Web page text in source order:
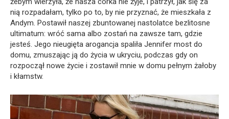
nią rozpadałam, tylko po to, by nie przyznać, że mieszkała z
Andym. Postawił naszej zbuntowanej nastolatce bezlitosne
ultimatum: wróć sama albo zostań na zawsze tam, gdzie
jesteś. Jego nieugięta arogancja spaliła Jennifer most do
domu, zmuszając ją do życia w ukryciu, podczas gdy on
rozpoczął nowe życie i zostawił mnie w domu pełnym żałoby
i kłamstw.